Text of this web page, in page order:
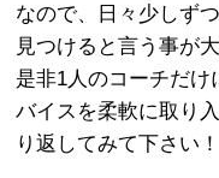
なので、日々少しず
見つけると言う事が大
是非1人のコーチだけ
バイスを柔軟に取り
り返してみて下さい！